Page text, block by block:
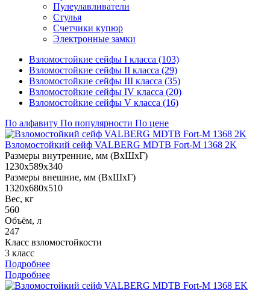
Пулеулавливатели
Стулья
Счетчики купюр
Электронные замки
Взломостойкие сейфы I класса (103)
Взломостойкие сейфы II класса (29)
Взломостойкие сейфы III класса (35)
Взломостойкие сейфы IV класса (20)
Взломостойкие сейфы V класса (16)
По алфавиту По популярности По цене
Взломостойкий сейф VALBERG MDTB Fort-M 1368 2K
Размеры внутренние, мм (ВхШхГ)
1230x589x340
Размеры внешние, мм (ВхШхГ)
1320x680x510
Вес, кг
560
Объём, л
247
Класс взломостойкости
3 класс
Подробнее
Подробнее